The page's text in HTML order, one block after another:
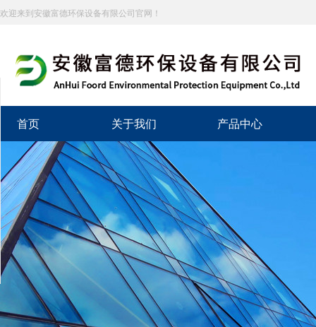
欢迎来到安徽富德环保设备有限公司官网！
首页 关于我们 产品中心
分享到
微信
百度贴吧
豆瓣
QQ好友
QQ空间
复制网址
打印